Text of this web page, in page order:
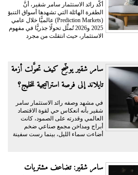
أكَّد رائد الاستثمار سامر شقير، أنَّ
الطفرة الهائلة التي تشهدها أسواق التنبؤ
(Prediction Markets) عالميًّا خلال عامي
2025 و2026 تُمثِّل تحولًا جذريًّا في مفهوم
الاستثمار، حيث انتقلت من مجرد
سامر شقير يوضِّح كيف تحوَّلت أزمة
تايلاند إلى فرصة استراتيجية للخليج؟
في مشهد وصفه رائد الاستثمار سامر
شقير بأنه انعكاس حي لقوة الاقتصاد
العالمي وقدرته على الصمود، كانت
أبراج ومداخن مجمع صناعي ضخم
أضاءت سماء الليل، بينما رست سفينة
سامر شقير: تضاعف مشتريات